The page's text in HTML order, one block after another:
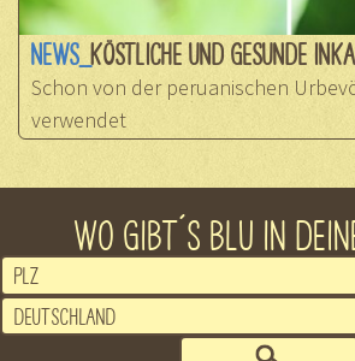
NEWS_ KÖSTLICHE UND GESUNDE
Schon von der peruanischen
verwendet
WO GIBT´S BLU IN